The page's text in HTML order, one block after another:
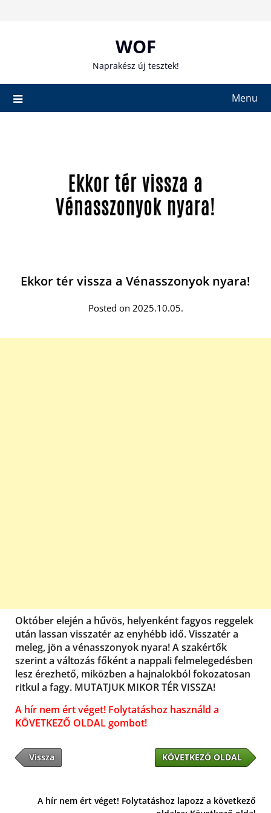
WOF
Naprakész új tesztek!
Menu
Ekkor tér vissza a Vénasszonyok nyara!
Posted on 2025.10.05.
Október elején a hűvös, helyenként fagyos reggelek
után lassan visszatér az enyhébb idő. Visszatér a
meleg, jön a vénasszonyok nyara! A szakértők
szerint a változás főként a nappali felmelegedésben
lesz érezhető, miközben a hajnalokból fokozatosan
ritkul a fagy. MUTATJUK MIKOR TÉR VISSZA!
A hír nem ért véget! Folytatáshoz használd a
KÖVETKEZŐ OLDAL gombot!
Vissza KÖVETKEZŐ OLDAL
A hír nem ért véget! Folytatáshoz lapozz a következő